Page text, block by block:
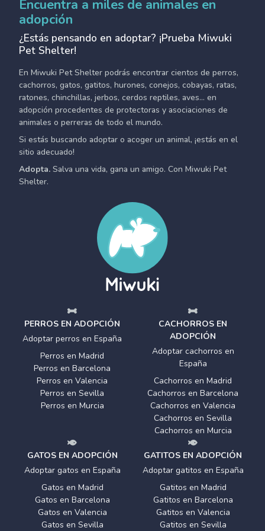
Encuentra a miles de animales en
adopción
¿Estás pensando en adoptar? ¡Prueba Miwuki
Pet Shelter!
En Miwuki Pet Shelter podrás encontrar cientos de perros,
cachorros, gatos, gatitos, hurones, conejos, cobayas, ratas,
ratones, chinchillas, jerbos, cerdos reptiles, aves... en
adopción procedentes de protectoras y asociaciones de
animales o perreras de todo el mundo.
Si estás buscando adoptar o acoger un animal, ¡estás en el
sitio adecuado!
Adopta. Salva una vida, gana un amigo. Con Miwuki Pet
Shelter.
PERROS EN ADOPCIÓN
Adoptar perros en España
Perros en Madrid
Perros en Barcelona
Perros en Valencia
Perros en Sevilla
Perros en Murcia
CACHORROS EN
ADOPCIÓN
Adoptar cachorros en
España
Cachorros en Madrid
Cachorros en Barcelona
Cachorros en Valencia
Cachorros en Sevilla
Cachorros en Murcia
GATOS EN ADOPCIÓN
Adoptar gatos en España
Gatos en Madrid
Gatos en Barcelona
Gatos en Valencia
Gatos en Sevilla
GATITOS EN ADOPCIÓN
Adoptar gatitos en España
Gatitos en Madrid
Gatitos en Barcelona
Gatitos en Valencia
Gatitos en Sevilla